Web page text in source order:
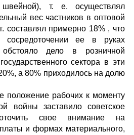
т. е. осуществлял
вес частников в оптовой
составлял примерно 18% , что
сосредоточении ее в руках
обстояло дело в розничной
сектора в эти
а 80% приходилось на долю
положение рабочих к моменту
войны заставило советское
свое внимание на
и формах материального,